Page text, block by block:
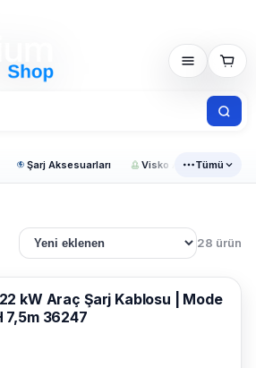
Şarj Aksesuarları Visko Araç Ürünleri
Tümü
28 ürün
kW Araç Şarj Kablosu | Mode
7,5m 36247